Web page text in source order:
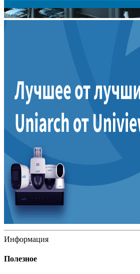
Информация
Полезное